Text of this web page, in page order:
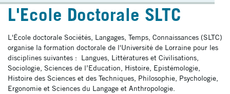
L'Ecole Doctorale SLTC
L'École doctorale Sociétés, Langages, Temps, Connaissances (SLTC)
organise la formation doctorale de l'Université de Lorraine pour les
disciplines suivantes : Langues, Littératures et Civilisations,
Sociologie, Sciences de l’Education, Histoire, Epistémologie,
Histoire des Sciences et des Techniques, Philosophie, Psychologie,
Ergonomie et Sciences du Langage et Anthropologie.